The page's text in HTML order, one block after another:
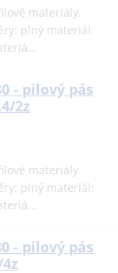
materiály.
plný materiál:
- pilový pás
2z
materiály.
plný materiál:
- pilový pás